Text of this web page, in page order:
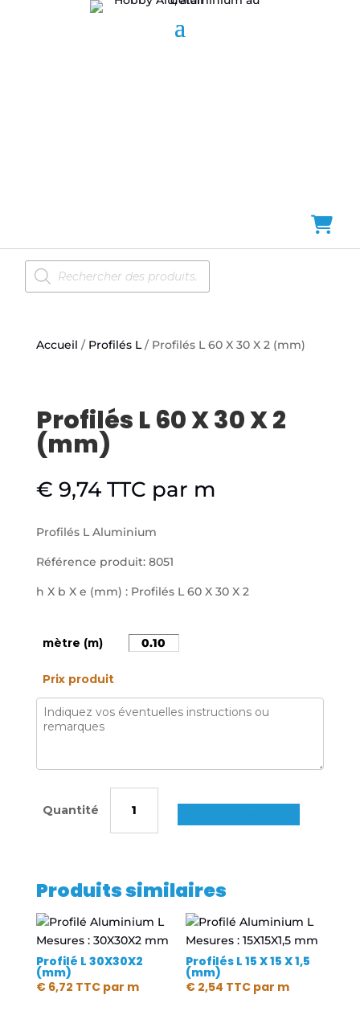
Recherche
de
produits
Accueil / Profilés L/ Profilés L 60 X 30 X 2 (mm)
Profilés L 60 X 30 X 2
(mm)
€ 9,74 TTC par m
Profilés L Aluminium
Référence produit: 8051
h X b X e (mm) : Profilés L 60 X 30 X 2
mètre (m)
Prix produit
Profilés
X
X
2
(mm)
Produits similaires
Profilé L 30X30X2
(mm)
€6,72 TTCpar m
Profilés L 15 X 15 X 1,5
(mm)
€ 2,54 TTC par m